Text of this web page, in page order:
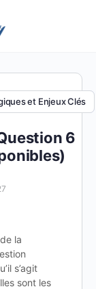
et Enjeux Clés
6
la
s’agit
sont les